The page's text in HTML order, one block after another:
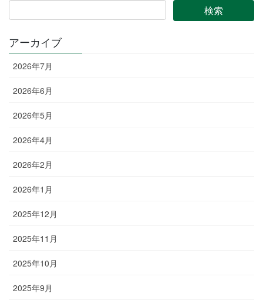
アーカイブ
2026年7月
2026年6月
2026年5月
2026年4月
2026年2月
2026年1月
2025年12月
2025年11月
2025年10月
2025年9月